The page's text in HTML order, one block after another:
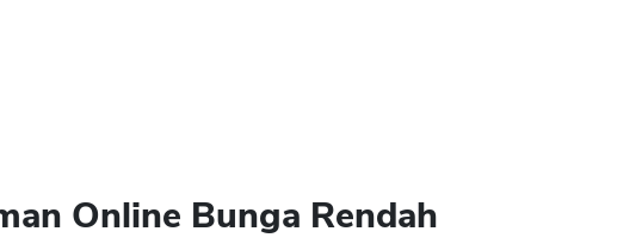
Online Bunga Rendah